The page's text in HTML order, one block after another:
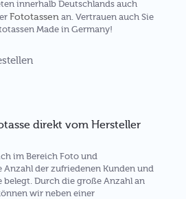
innerhalb Deutschlands auch
Fototassen an. Vertrauen auch Sie
Made in Germany!
direkt vom Hersteller
im Bereich Foto und
der zufriedenen Kunden und
Durch die große Anzahl an
wir neben einer